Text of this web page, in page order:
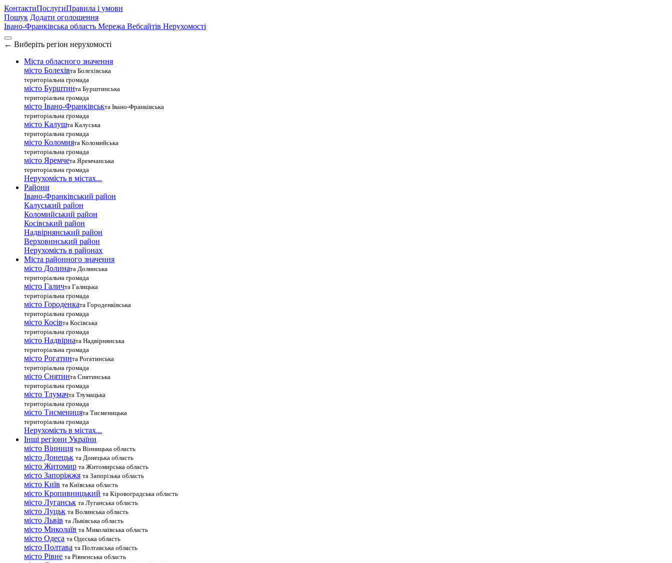
КонтактиПослугиПравила і умови
Пошук Додати оголошення
Івано-Франківська область Мережа Вебсайтів Нерухомості
← Виберіть регіон нерухомості
Міста обласного значення
місто Болехівта Болехівська
територіальна громада
місто Бурштинта Бурштинська
територіальна громада
місто Івано-Франківськта Івано-Франківська
територіальна громада
місто Калушта Калуська
територіальна громада
місто Коломията Коломийська
територіальна громада
місто Яремчета Яремчанська
територіальна громада
Нерухомість в містах...
Райони
Івано-Франківський район
Калуський район
Коломийський район
Косівський район
Надвірнянський район
Верховинський район
Нерухомість в районах
Міста районного значення
місто Долината Долинська
територіальна громада
місто Галичта Галицька
територіальна громада
місто Городенката Городенківська
територіальна громада
місто Косівта Косівська
територіальна громада
місто Надвірната Надвірнянська
територіальна громада
місто Рогатинта Рогатинська
територіальна громада
місто Снятинта Снятинська
територіальна громада
місто Тлумачта Тлумацька
територіальна громада
місто Тисменицята Тисменицька
територіальна громада
Нерухомість в містах...
Інші регіони України
місто Вінниця та Вінницька область
місто Донецьк та Донецька область
місто Житомир та Житомирська область
місто Запоріжжя та Запорізька область
місто Київ та Київська область
місто Кропивницький та Кіровоградська область
місто Луганськ та Луганська область
місто Луцьк та Волинська область
місто Львів та Львівська область
місто Миколаїв та Миколаївська область
місто Одеса та Одеська область
місто Полтава та Полтавська область
місто Рівне та Рівненська область